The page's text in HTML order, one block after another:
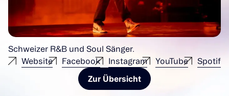
Schweizer R&B und Soul Sänger.
Website
Facebook Instagram YouTube
Spotify
Zur Übersicht